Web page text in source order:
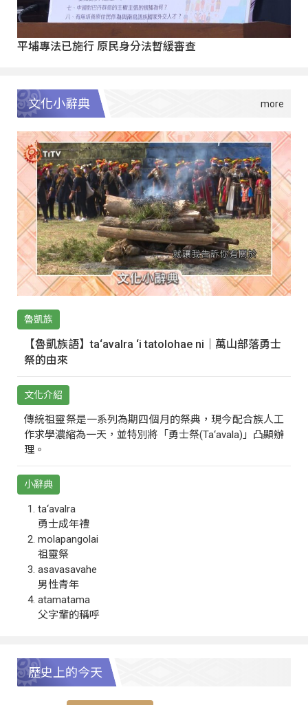
平埔專法已施行 原民身分法暫緩審查
文化小辭典
魯凱族
【魯凱族語】ta‘avalra ‘i tatolohae ni｜萬山部落勇士
祭的由來
文化介紹
傳統祖靈祭是一系列為期四個月的祭典，現今配合族人工
作求學濃縮為一天，並特別將「勇士祭(Ta‘avala)」凸顯辦
理。
小辭典
ta‘avalra
勇士成年禮
molapangolai
祖靈祭
asavasavahe
男性青年
atamatama
父字輩的稱呼
歷史上的今天